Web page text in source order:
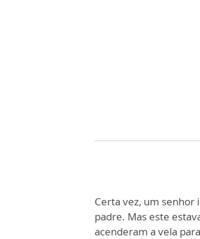
Certa vez, um
padre. Mas este
acenderam a vela